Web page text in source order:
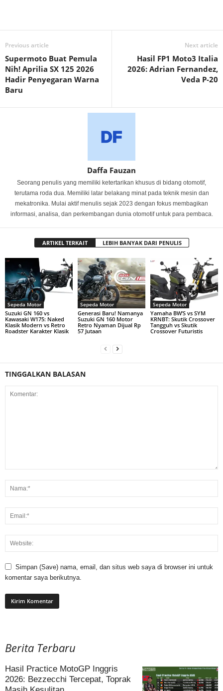
Previous article
Supermoto Buat Pemula
Nih! Aprilia SX 125 2026
Hadir Penyegaran Warna
Baru
Next article
Hasil FP1 Moto3 Italia
2026: Adrian Fernandez,
Veda P-20
Daffa Fauzan
Seorang penulis yang memiliki ketertarikan khusus di bidang otomotif,
terutama roda dua. Memiliki latar belakang minat pada teknik mesin dan
mekatronika. Mulai aktif menulis sejak 2023 dengan fokus membagikan
informasi, analisa, dan perkembangan dunia otomotif untuk para pembaca.
ARTIKEL TERKAIT LEBIH BANYAK DARI PENULIS
Sepeda Motor
Suzuki GN 160 vs
Kawasaki W175: Naked
Klasik Modern vs Retro
Roadster Karakter Klasik
Sepeda Motor
Generasi Baru! Namanya
Suzuki GN 160 Motor
Retro Nyaman Dijual Rp
57 Jutaan
Sepeda Motor
Yamaha BW’S vs SYM
KRNBT: Skutik Crossover
Tangguh vs Skutik
Crossover Futuristis
TINGGALKAN BALASAN
Simpan (Save) nama, email, dan situs web saya di browser ini untuk
komentar saya berikutnya.
Berita Terbaru
Hasil Practice MotoGP Inggris
2026: Bezzecchi Tercepat, Toprak